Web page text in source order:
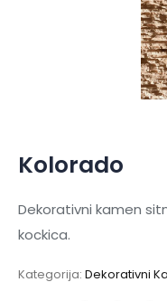
Kolorado
Dekorativni kamen
kockica.
Kategorija: Dekorativni